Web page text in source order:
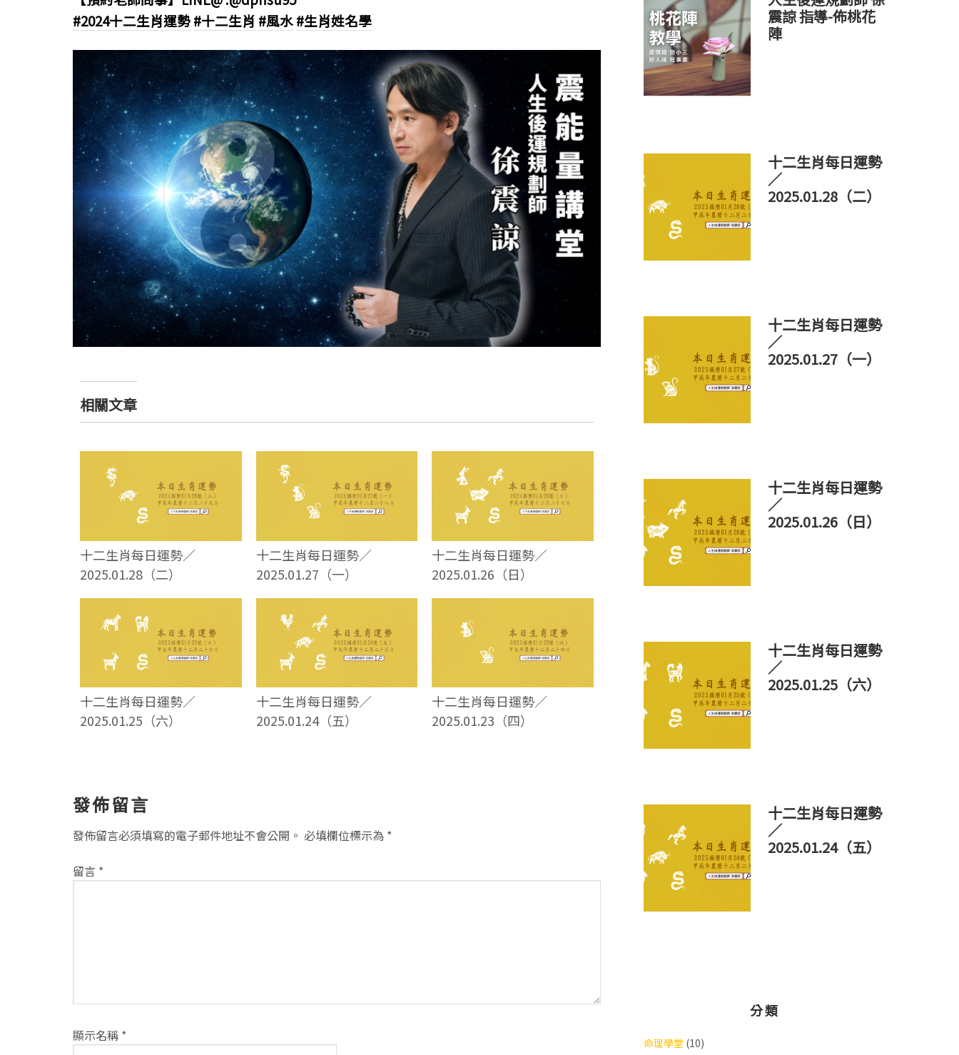
#2024十二生肖運勢#十二生肖 #風水#生肖姓名學
相關文章
十二生肖每日運勢／
2025.01.28（二）
十二生肖每日運勢／
2025.01.27（一）
十二生肖每日運勢／
2025.01.26（日）
十二生肖每日運勢／
2025.01.25（六）
十二生肖每日運勢／
2025.01.24（五）
十二生肖每日運勢／
2025.01.23（四）
讀
者
互
動
發佈留言
發佈留言必須填寫的電子郵件地址不會公開。 必填欄位標示為 *
留言 *
顯示名稱 *
震諒 指導-佈桃花
陣
十二生肖每日運勢
／
2025.01.28（二）
十二生肖每日運勢
／
2025.01.27（一）
十二生肖每日運勢
／
2025.01.26（日）
十二生肖每日運勢
／
2025.01.25（六）
十二生肖每日運勢
／
2025.01.24（五）
分類
命理學堂 (10)